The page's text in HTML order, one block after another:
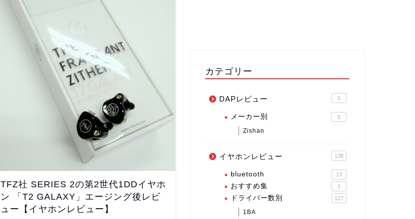
TFZ社 SERIES 2の第2世代1DDイヤホ
ン 「T2 GALAXY」エージング後レビ
ュー【イヤホンレビュー】
カテゴリー
DAPレビュー 5
メーカー別 5
Zishan
イヤホンレビュー 138
bluetooth 13
おすすめ集 1
ドライバー数別 127
1BA